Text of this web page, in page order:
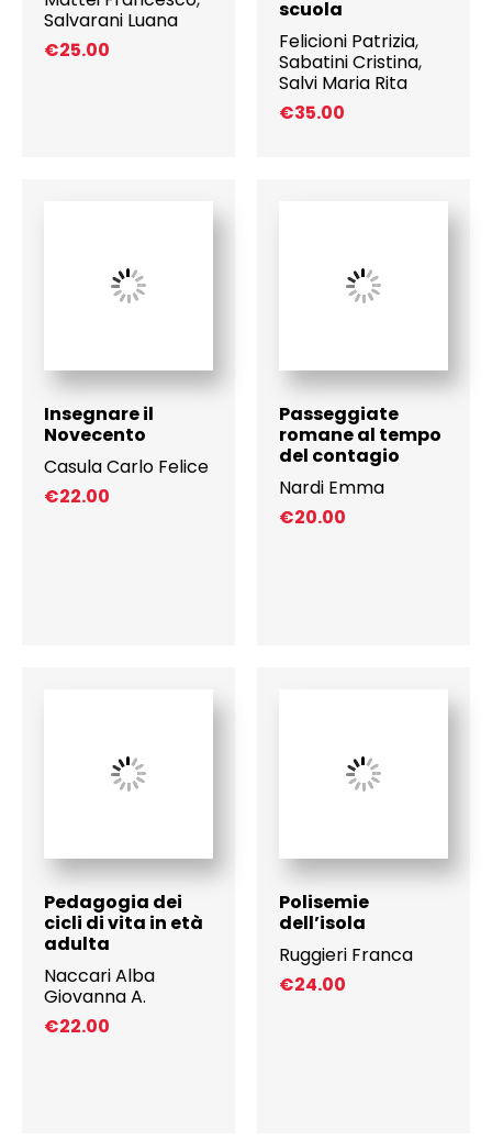
Salvarani Luana
€25.00
scuola
Felicioni Patrizia,
Sabatini Cristina,
Salvi Maria Rita
€35.00
Insegnare il
Novecento
Casula Carlo Felice
€22.00
Passeggiate
romane al tempo
del contagio
Nardi Emma
€20.00
Pedagogia dei
cicli di vita in età
adulta
Naccari Alba
Giovanna A.
€22.00
Polisemie
dell’isola
Ruggieri Franca
€24.00